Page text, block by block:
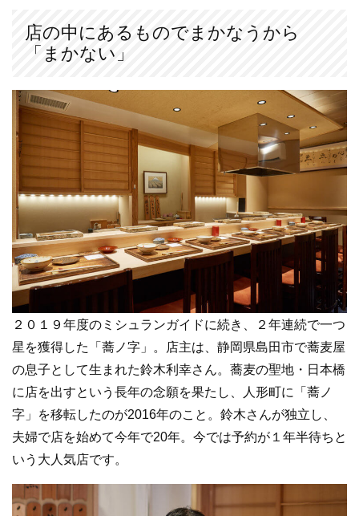
b
o
o
k
店の中にあるものでまかなうから
「まかない」
２０１９年度のミシュランガイドに続き、２年連続で一つ
星を獲得した「蕎ノ字」。店主は、静岡県島田市で蕎麦屋
の息子として生まれた鈴木利幸さん。蕎麦の聖地・日本橋
に店を出すという長年の念願を果たし、人形町に「蕎ノ
字」を移転したのが2016年のこと。鈴木さんが独立し、
夫婦で店を始めて今年で20年。今では予約が１年半待ちと
いう大人気店です。